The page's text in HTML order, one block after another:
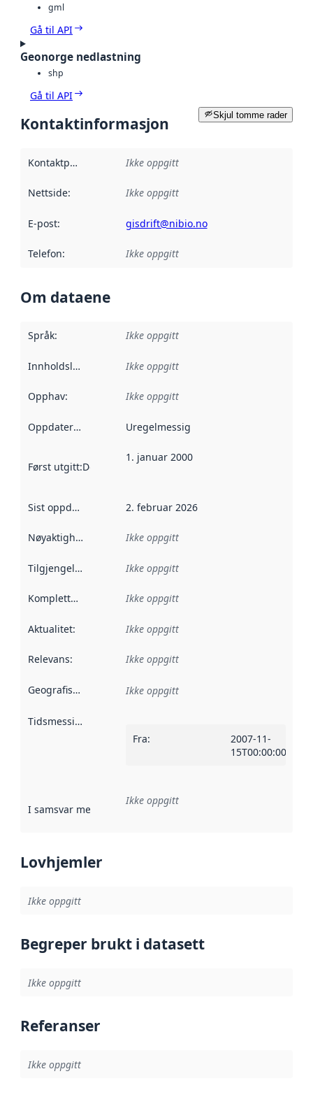
gml
Gå til API
Geonorge nedlastning
shp
Gå til API
Skjul tomme rader
Kontaktinformasjon
Kontaktpunkt Ikke oppgitt
Nettside: Ikke oppgitt
E-post: gisdrift@nibio.no
Telefon: Ikke oppgitt
Om dataene
Språk: Ikke oppgitt
Innholdsleverandører :
Ikke oppgitt
Opphav: Ikke oppgitt
Oppdateringsfrekvens :
Uregelmessig
Først utgitt:Denne datoen sier når dataene i dette
1. januar 2000
Sist oppdatert 2. februar 2026
Nøyaktighet Ikke oppgitt
Tilgjengelighet Ikke oppgitt
Kompletthet Ikke oppgitt
Aktualitet: Ikke oppgitt
Relevans: Ikke oppgitt
Geografisk avgrensning :
Ikke oppgitt
Tidsmessig avgrensning
Fra:
2007-11-
15T00:00:00Z
I samsvar med Referanse til en implementasjonsregel
Ikke oppgitt
Lovhjemler
Ikke oppgitt
Begreper brukt i datasett
Ikke oppgitt
Referanser
Ikke oppgitt